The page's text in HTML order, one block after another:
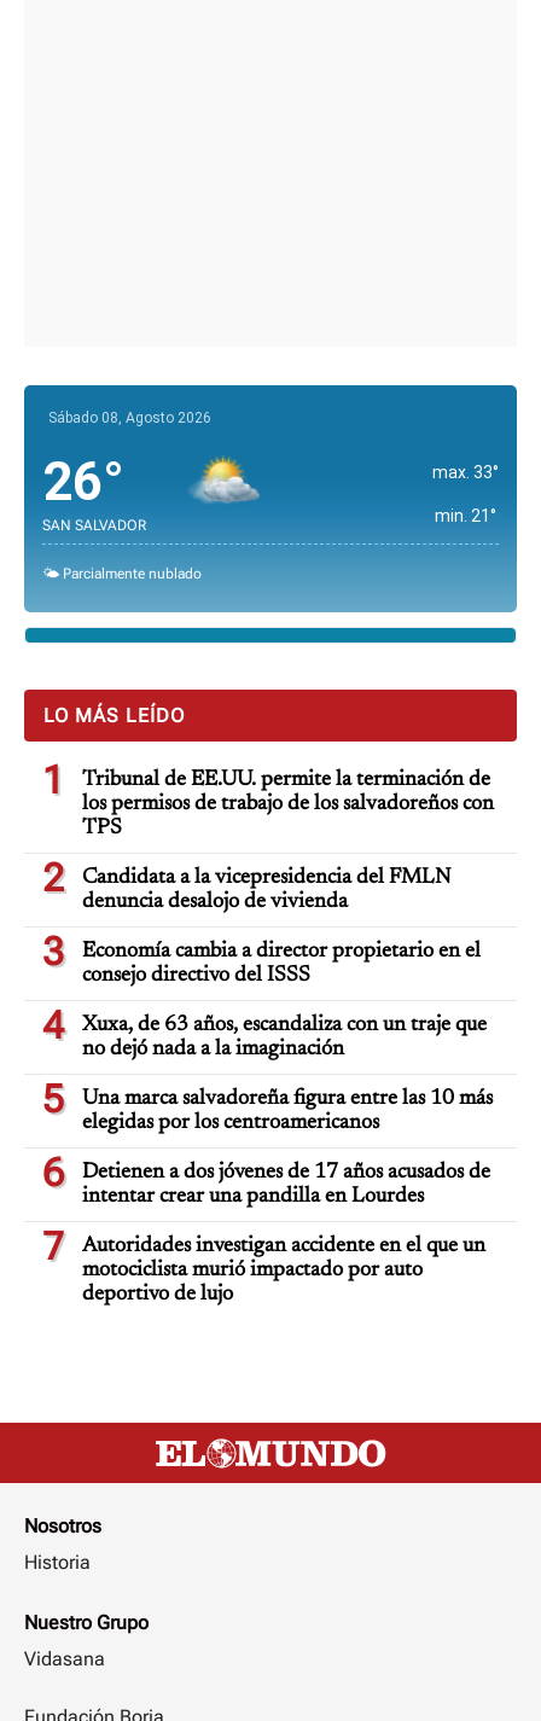
Sábado 08, Agosto 2026
26°
SAN SALVADOR
max. 33°
min. 21°
🌤️ Parcialmente nublado
LO MÁS LEÍDO
1
Tribunal de EE.UU. permite la terminación de
los permisos de trabajo de los salvadoreños con
TPS
2
Candidata a la vicepresidencia del FMLN
denuncia desalojo de vivienda
3
Economía cambia a director propietario en el
consejo directivo del ISSS
4
Xuxa, de 63 años, escandaliza con un traje que
no dejó nada a la imaginación
5
Una marca salvadoreña figura entre las 10 más
elegidas por los centroamericanos
6
Detienen a dos jóvenes de 17 años acusados de
intentar crear una pandilla en Lourdes
7
Autoridades investigan accidente en el que un
motociclista murió impactado por auto
deportivo de lujo
Nosotros
Historia
Nuestro Grupo
Vidasana